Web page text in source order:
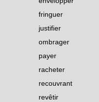
fringuer
justifier
ombrager
payer
racheter
recouvrant
revêtir